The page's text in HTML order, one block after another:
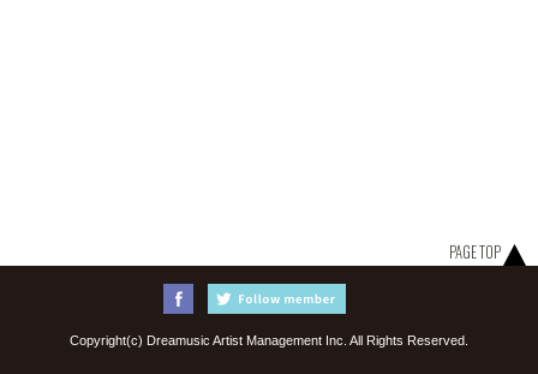
PAGE TOP
Copyright(c) Dreamusic Artist Management Inc. All Rights Reserved.